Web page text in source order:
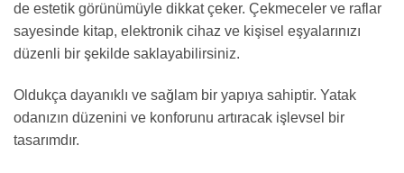
de estetik görünümüyle dikkat çeker. Çekmeceler ve raflar
sayesinde kitap, elektronik cihaz ve kişisel eşyalarınızı
düzenli bir şekilde saklayabilirsiniz.
Oldukça dayanıklı ve sağlam bir yapıya sahiptir. Yatak
odanızın düzenini ve konforunu artıracak işlevsel bir
tasarımdır.